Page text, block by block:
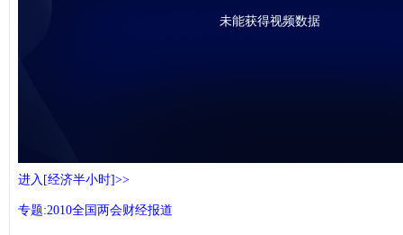
未能获得视频数据
进入[经济半小时]>>
专题:2010全国两会财经报道